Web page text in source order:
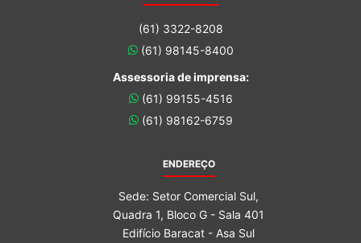
(61) 3322-8208
(61) 98145-8400
Assessoria de imprensa:
(61) 99155-4516
(61) 98162-6759
ENDEREÇO
Sede: Setor Comercial Sul,
Quadra 1, Bloco G - Sala 401
Edifício Baracat - Asa Sul